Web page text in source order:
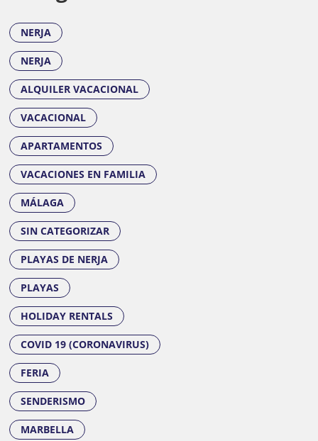
NERJA
NERJA
ALQUILER VACACIONAL
VACACIONAL
APARTAMENTOS
VACACIONES EN FAMILIA
MÁLAGA
SIN CATEGORIZAR
PLAYAS DE NERJA
PLAYAS
HOLIDAY RENTALS
COVID 19 (CORONAVIRUS)
FERIA
SENDERISMO
MARBELLA